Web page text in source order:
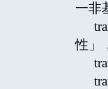
一非
性」